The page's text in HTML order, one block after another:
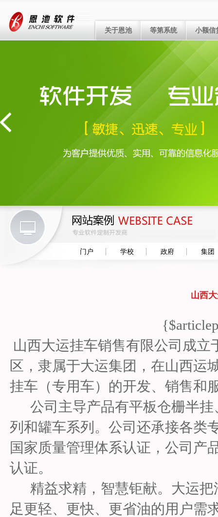
关于恩池 等第系统 小额信
门户 学校 政府 集团
山西
山西大运挂车销售有限公司成立
区，隶属于大运集团，在山西
挂车（专用车）的开发、销售和
公司主导产品有平板仓栅半挂
列和罐车系列。公司还承接各类
国家质量管理体系认证，公司产
认证。
精益求精，智慧钜献。大运把
足更轻、更快、更省油的用户需